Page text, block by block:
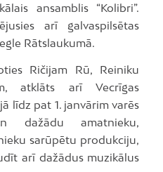
ansamblis “Kolibri”.
arī galvaspilsētas
Rātslaukumā.
Ričijam Rū, Reiniku
atklāts arī Vecrīgas
līdz pat 1. janvārim varēs
dažādu amatnieku,
sarūpētu produkciju,
arī dažādus muzikālus